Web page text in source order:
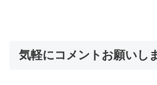
気軽にコメントお願いし